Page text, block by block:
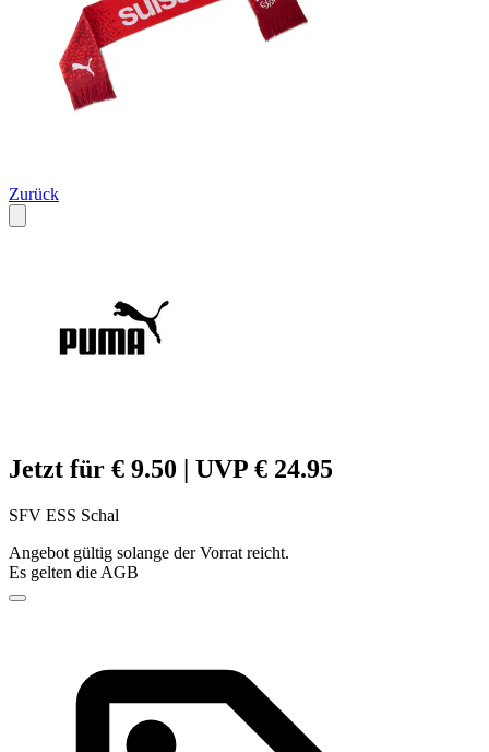
Zurück
Jetzt für € 9.50 | UVP € 24.95
SFV ESS Schal
Angebot gültig solange der Vorrat reicht.
Es gelten die AGB